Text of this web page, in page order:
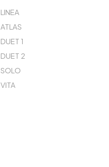
LINEA
ATLAS
DUET 1
DUET 2
SOLO
VITA